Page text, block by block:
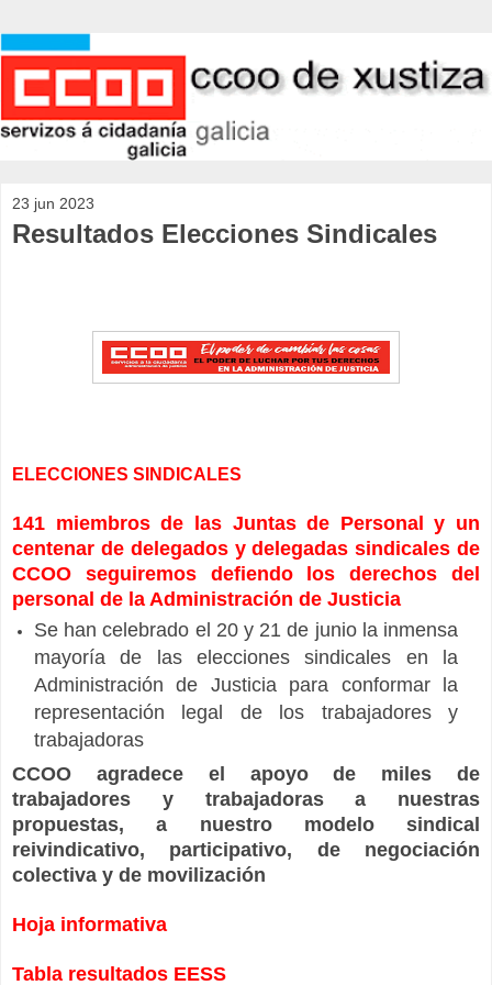
23 jun 2023
Resultados Elecciones Sindicales
ELECCIONES SINDICALES
141 miembros de las Juntas de Personal y un
centenar de delegados y delegadas sindicales de
CCOO seguiremos defiendo los derechos del
personal de la Administración de Justicia
Se han celebrado el 20 y 21 de junio la inmensa
mayoría de las elecciones sindicales en la
Administración de Justicia para conformar la
representación legal de los trabajadores y
trabajadoras
CCOO agradece el apoyo de miles de
trabajadores y trabajadoras a nuestras
propuestas, a nuestro modelo sindical
reivindicativo, participativo, de negociación
colectiva y de movilización
Hoja informativa
Tabla resultados EESS